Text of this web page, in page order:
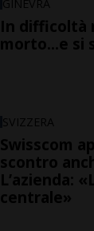
GINEVRA
In difficoltà
morto...e si
SVIZZERA
Swisscom
scontro
L’azienda:
centrale»